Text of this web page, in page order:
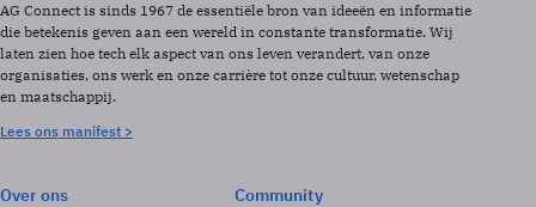
AG Connect is sinds 1967 de essentiële bron van ideeën en informatie
die betekenis geven aan een wereld in constante transformatie. Wij
laten zien hoe tech elk aspect van ons leven verandert, van onze
organisaties, ons werk en onze carrière tot onze cultuur, wetenschap
en maatschappij.
Lees ons manifest >
Over ons
Community